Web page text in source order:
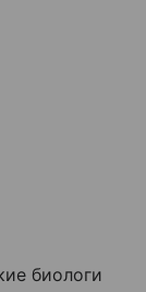
биологи